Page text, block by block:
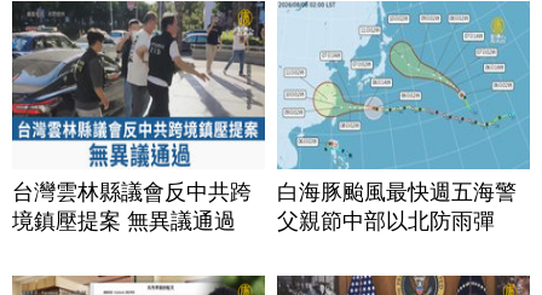
台灣雲林縣議會反中共跨
境鎮壓提案 無異議通過
白海豚颱風最快週五海警
父親節中部以北防雨彈